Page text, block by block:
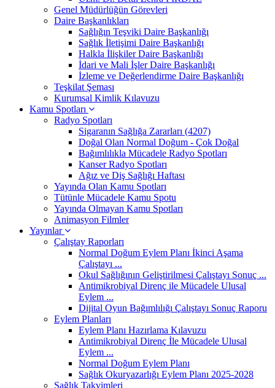
Genel Müdürlüğün Görevleri
Daire Başkanlıkları
Sağlığın Teşviki Daire Başkanlığı
Sağlık İletişimi Daire Başkanlığı
Halkla İlişkiler Daire Başkanlığı
İdari ve Mali İşler Daire Başkanlığı
İzleme ve Değerlendirme Daire Başkanlığı
Teşkilat Şeması
Kurumsal Kimlik Kılavuzu
Kamu Spotları
Radyo Spotları
Sigaranın Sağlığa Zararları (4207)
Doğal Olan Normal Doğum - Çok Doğal
Bağımlılıkla Mücadele Radyo Spotları
Kanser Radyo Spotları
Ağız ve Diş Sağlığı Haftası
Yayında Olan Kamu Spotları
Tütünle Mücadele Kamu Spotu
Yayında Olmayan Kamu Spotları
Animasyon Filmler
Yayınlar
Çalıştay Raporları
Normal Doğum Eylem Planı İkinci Aşama
Çalıştayı ...
Okul Sağlığının Geliştirilmesi Çalıştayı Sonuç ...
Antimikrobiyal Direnç ile Mücadele Ulusal
Eylem ...
Dijital Oyun Bağımlılığı Çalıştayı Sonuç Raporu
Eylem Planları
Eylem Planı Hazırlama Kılavuzu
Antimikrobiyal Direnç İle Mücadele Ulusal
Eylem ...
Normal Doğum Eylem Planı
Sağlık Okuryazarlığı Eylem Planı 2025-2028
Sağlık Takvimleri